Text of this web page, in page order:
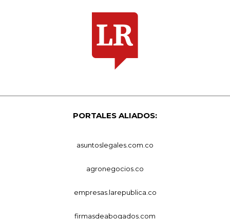
PORTALES ALIADOS:
asuntoslegales.com.co
agronegocios.co
empresas.larepublica.co
firmasdeabogados.com